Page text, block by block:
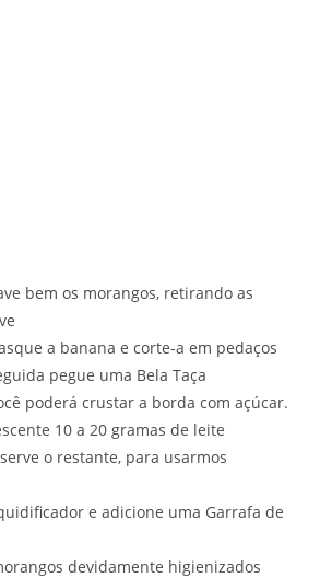
bem os morangos, retirando as
a banana e corte-a em pedaços
pegue uma Bela Taça
poderá crustar a borda com açúcar.
10 a 20 gramas de leite
o restante, para usarmos
e adicione uma Garrafa de
devidamente higienizados